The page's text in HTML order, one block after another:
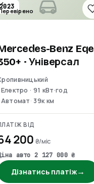
2023
Benz Eqe
· Універсал
Електро · 91 кВт·год
Автомат 39к км
ВІД
200 ₴/міс
авто 2 127 000 ₴
Дізнатись платіж→